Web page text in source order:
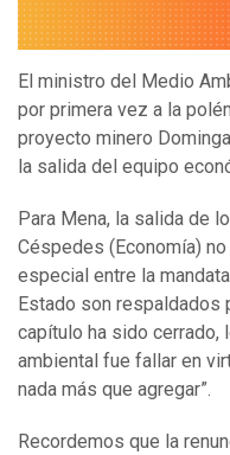
El ministro del Medio
por primera vez a la
proyecto minero
la salida del equipo
Para Mena, la salida de
Céspedes (Economía)
especial entre la
Estado son respaldados
capítulo ha sido cerrado,
ambiental fue fallar en
nada más que agregar”.
Recordemos que la